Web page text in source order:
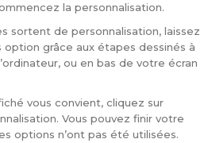
la personnalisation.
sortent de personnalisation, laissez
grâce aux étapes dessinés à
ou en bas de votre écran
vous convient, cliquez sur
Vous pouvez finir votre
options n’ont pas été utilisées.